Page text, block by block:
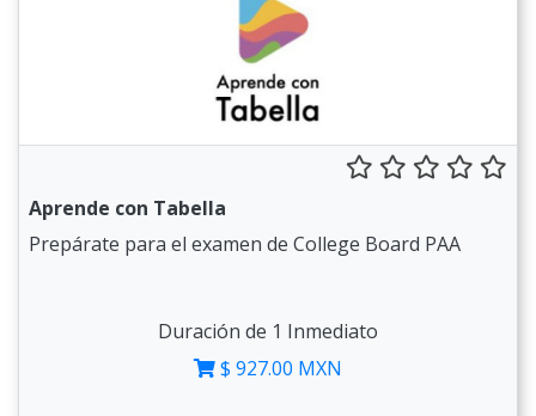
Aprende con Tabella
Prepárate para el examen de College Board PAA
Duración de 1 Inmediato
$ 927.00 MXN